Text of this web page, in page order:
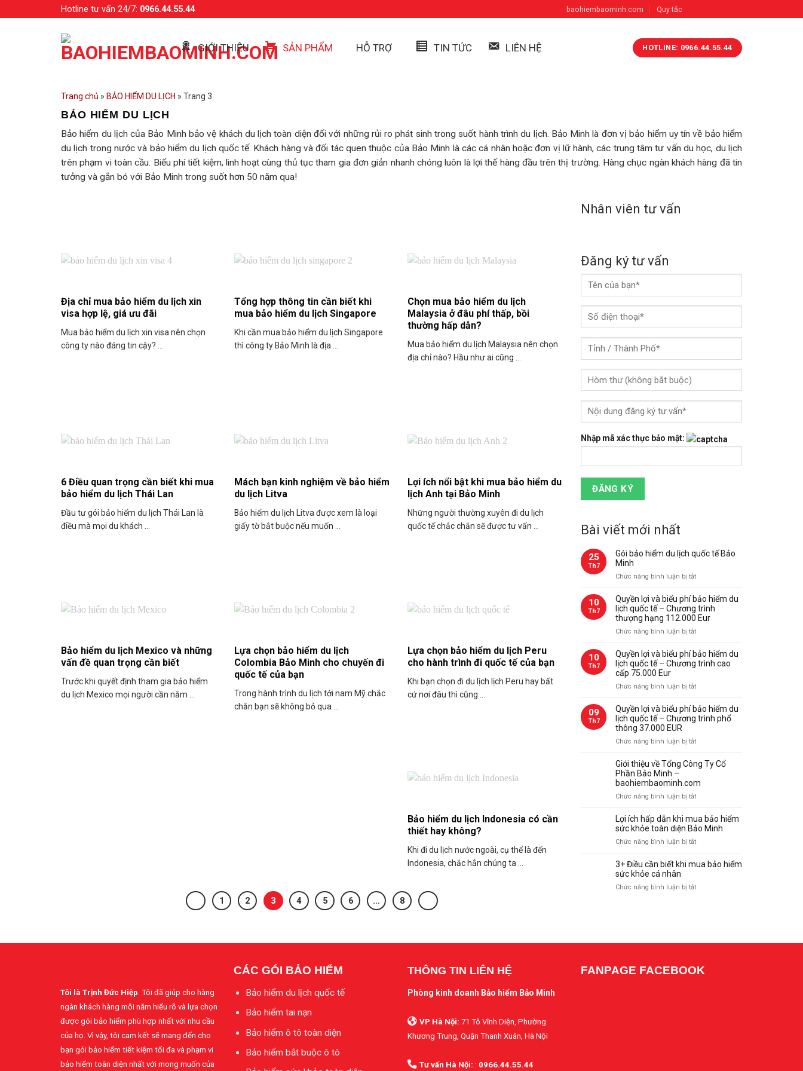
to
Hotline tư vấn 24/7: 0966.44.55.44 baohiembaominh.com Quy tắc
GIỚI THIỆU SẢN PHẨM HỖ TRỢ TIN TỨC LIÊN HỆ HOTLINE: 0966.44.55.44
Trang chủ » BẢO HIỂM DU LỊCH » Trang 3
BẢO HIỂM DU LỊCH
Bảo hiểm du lịch của Bảo Minh bảo vệ khách du lịch toàn diện đối với những rủi ro phát sinh trong suốt hành trình du lịch. Bảo Minh là đơn vị bảo hiểm uy tín về bảo hiểm
du lịch trong nước và bảo hiểm du lịch quốc tế. Khách hàng và đối tác quen thuộc của Bảo Minh là các cá nhân hoặc đơn vị lữ hành, các trung tâm tư vấn du học, du lịch
trên phạm vi toàn cầu. Biểu phí tiết kiệm, linh hoạt cùng thủ tục tham gia đơn giản nhanh chóng luôn là lợi thế hàng đầu trên thị trường. Hàng chục ngàn khách hàng đã tin
tưởng và gắn bó với Bảo Minh trong suốt hơn 50 năm qua!
Địa chỉ mua bảo hiểm du lịch xin
visa hợp lệ, giá ưu đãi
Mua bảo hiểm du lịch xin visa nên chọn
công ty nào đáng tin cậy? ...
Tổng hợp thông tin cần biết khi
mua bảo hiểm du lịch Singapore
Khi cần mua bảo hiểm du lịch Singapore
thì công ty Bảo Minh là địa ...
Chọn mua bảo hiểm du lịch
Malaysia ở đâu phí thấp, bồi
thường hấp dẫn?
Mua bảo hiểm du lịch Malaysia nên chọn
địa chỉ nào? Hầu như ai cũng ...
6 Điều quan trọng cần biết khi mua
bảo hiểm du lịch Thái Lan
Đầu tư gói bảo hiểm du lịch Thái Lan là
điều mà mọi du khách ...
Mách bạn kinh nghiệm về bảo hiểm
du lịch Litva
Bảo hiểm du lịch Litva được xem là loại
giấy tờ bắt buộc nếu muốn ...
Lợi ích nổi bật khi mua bảo hiểm du
lịch Anh tại Bảo Minh
Những người thường xuyên đi du lịch
quốc tế chắc chắn sẽ được tư vấn ...
Bảo hiểm du lịch Mexico và những
vấn đề quan trọng cần biết
Trước khi quyết định tham gia bảo hiểm
du lịch Mexico mọi người cần nắm ...
Lựa chọn bảo hiểm du lịch
Colombia Bảo Minh cho chuyến đi
quốc tế của bạn
Trong hành trình du lịch tới nam Mỹ chắc
chắn bạn sẽ không bỏ qua ...
Lựa chọn bảo hiểm du lịch Peru
cho hành trình đi quốc tế của bạn
Khi bạn chọn đi du lịch lịch Peru hay bất
cứ nơi đâu thì cũng ...
Bảo hiểm du lịch Indonesia có cần
thiết hay không?
Khi đi du lịch nước ngoài, cụ thể là đến
Indonesia, chắc hẳn chúng ta ...
1 2 3 4 5 6 … 8
Nhân viên tư vấn
Đăng ký tư vấn
Nhập mã xác thực bảo mật:
Bài viết mới nhất
25
Th7
Gói bảo hiểm du lịch quốc tế Bảo
Minh
Chức năng bình luận bị tắtở
bảo
hiểm
du
Bảo
Minh
10
Th7
Quyền lợi và biểu phí bảo hiểm du
lịch quốc tế – Chương trình
thượng hạng 112.000 Eur
Chức năng bình luận bị tắtở
lợi
và
du
lịch
tế
Chương
thượng
hạng
Eur
10
Th7
Quyền lợi và biểu phí bảo hiểm du
lịch quốc tế – Chương trình cao
cấp 75.000 Eur
Chức năng bình luận bị tắtở
lợi
và
du
quốc
tế
Chương
trình
75.000
Eur
09
Th7
Quyền lợi và biểu phí bảo hiểm du
lịch quốc tế – Chương trình phổ
thông 37.000 EUR
Chức năng bình luận bị tắtở
lợi
và
biểu
du
lịch
quốc
–
Giới thiệu về Tổng Công Ty Cổ
Phần Bảo Minh –
baohiembaominh.com
Chức năng bình luận bị tắtở
thiệu
về
Công
Cổ
Bảo
Lợi ích hấp dẫn khi mua bảo hiểm
sức khỏe toàn diện Bảo Minh
Chức năng bình luận bị tắtở
ích
khi
khỏe
Bảo
3+ Điều cần biết khi mua bảo hiểm
sức khỏe cá nhân
Chức năng bình luận bị tắtở
hiểm
Tôi là Trịnh Đức Hiệp . Tôi đã giúp cho hàng
ngàn khách hàng mỗi năm hiểu rõ và lựa chọn
được gói bảo hiểm phù hợp nhất với nhu cầu
của họ. Vì vậy, tôi cam kết sẽ mang đến cho
bạn gói bảo hiểm tiết kiệm tối đa và phạm vi
bảo hiểm toàn diện nhất với mong muốn của
CÁC GÓI BẢO HIỂM
Bảo hiểm du lịch quốc tế
Bảo hiểm tai nạn
Bảo hiểm ô tô toàn diện
Bảo hiểm bắt buộc ô tô
THÔNG TIN LIÊN HỆ
Phòng kinh doanh Bảo hiểm Bảo Minh
VP Hà Nội: 71 Tô Vĩnh Diện, Phường
Khương Trung, Quận Thanh Xuân, Hà Nội
Tư vấn Hà Nội: : 0966.44.55.44
FANPAGE FACEBOOK